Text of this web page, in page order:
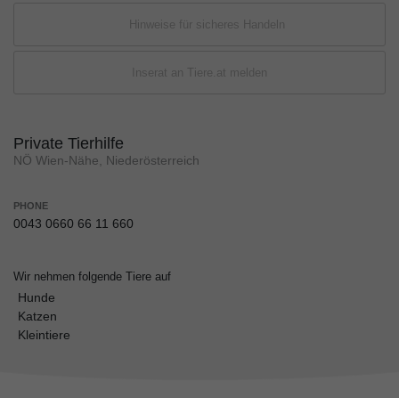
Hinweise für sicheres Handeln
Inserat an Tiere.at melden
Private Tierhilfe
NÖ Wien-Nähe, Niederösterreich
PHONE
0043 0660 66 11 660
Wir nehmen folgende Tiere auf
Hunde
Katzen
Kleintiere